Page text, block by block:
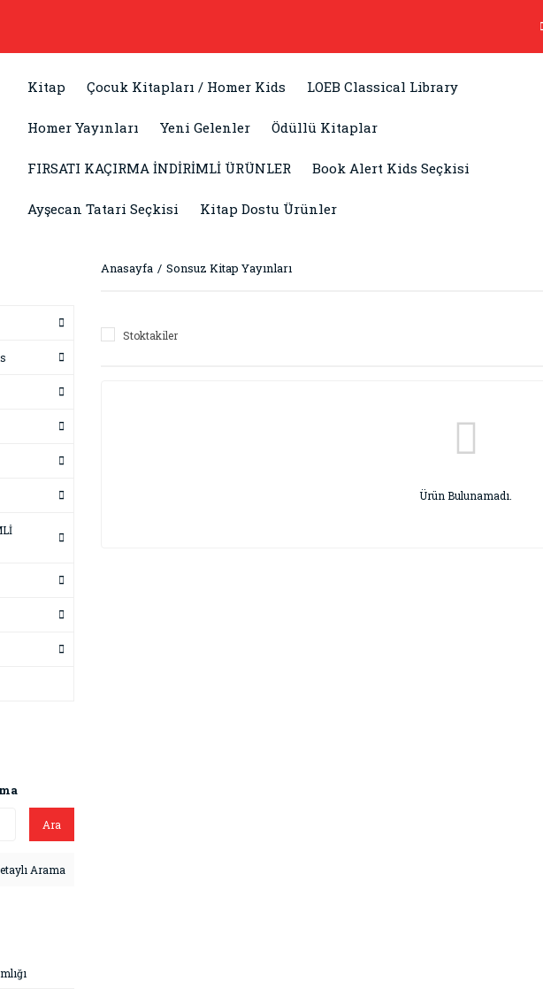
Kitap Çocuk Kitapları / Homer Kids LOEB Classical Library
Homer Yayınları Yeni Gelenler Ödüllü Kitaplar
FIRSATI KAÇIRMA İNDİRİMLİ ÜRÜNLER Book Alert Kids Seçkisi
Ayşecan Tatari Seçkisi Kitap Dostu Ürünler
Ara
Arama
Anasayfa Sonsuz Kitap Yayınları
Stoktakiler
Ürün Bulunamadı.